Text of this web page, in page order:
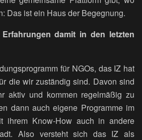
Das ist ein Haus der Begegnung.
damit in den letzten
für NGOs, das IZ hat
die wir zuständig sind. Davon sind
aktiv und kommen regelmäßig zu
dann auch eigene Programme im
ihrem Know-How auch in andere
Also versteht sich das IZ als